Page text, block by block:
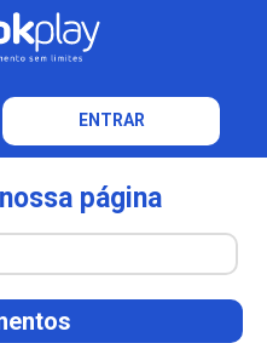
ENTRAR
página